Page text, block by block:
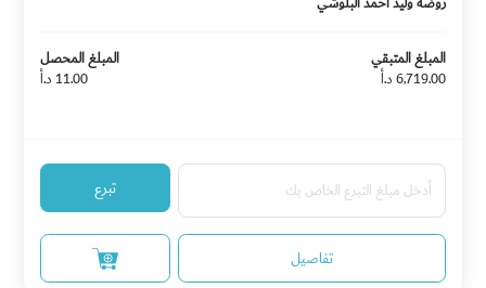
المبلغ المتبقي
6,719.00 د.أ
المبلغ المحصل
11.00 د.أ
تبرع
تفاصيل